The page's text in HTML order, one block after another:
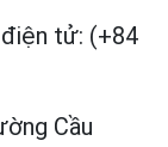
tử: (+84
Cầu